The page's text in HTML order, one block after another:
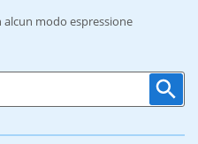
modo espressione